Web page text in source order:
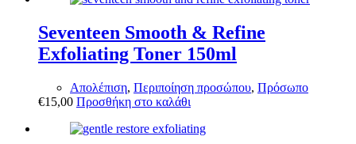
Seventeen Smooth & Refine
Exfoliating Toner 150ml
Απολέπιση, Περιποίηση προσώπου, Πρόσωπο
€15,00 Προσθήκη στο καλάθι